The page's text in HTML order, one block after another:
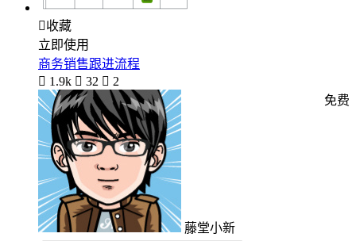
收藏
立即使用
商务销售跟进流程
 1.9k  32  2
藤堂小新
免费